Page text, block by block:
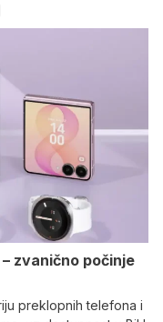
zvanično počinje
preklopnih telefona i